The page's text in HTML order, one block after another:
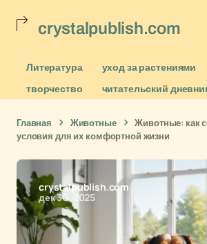
crystalpublish.com
Литература уход за растениями
творчество
читательский
Главная Животные
Животные: как
условия для их комфортной жизни
crystalpublish.com
дек 30, 2025